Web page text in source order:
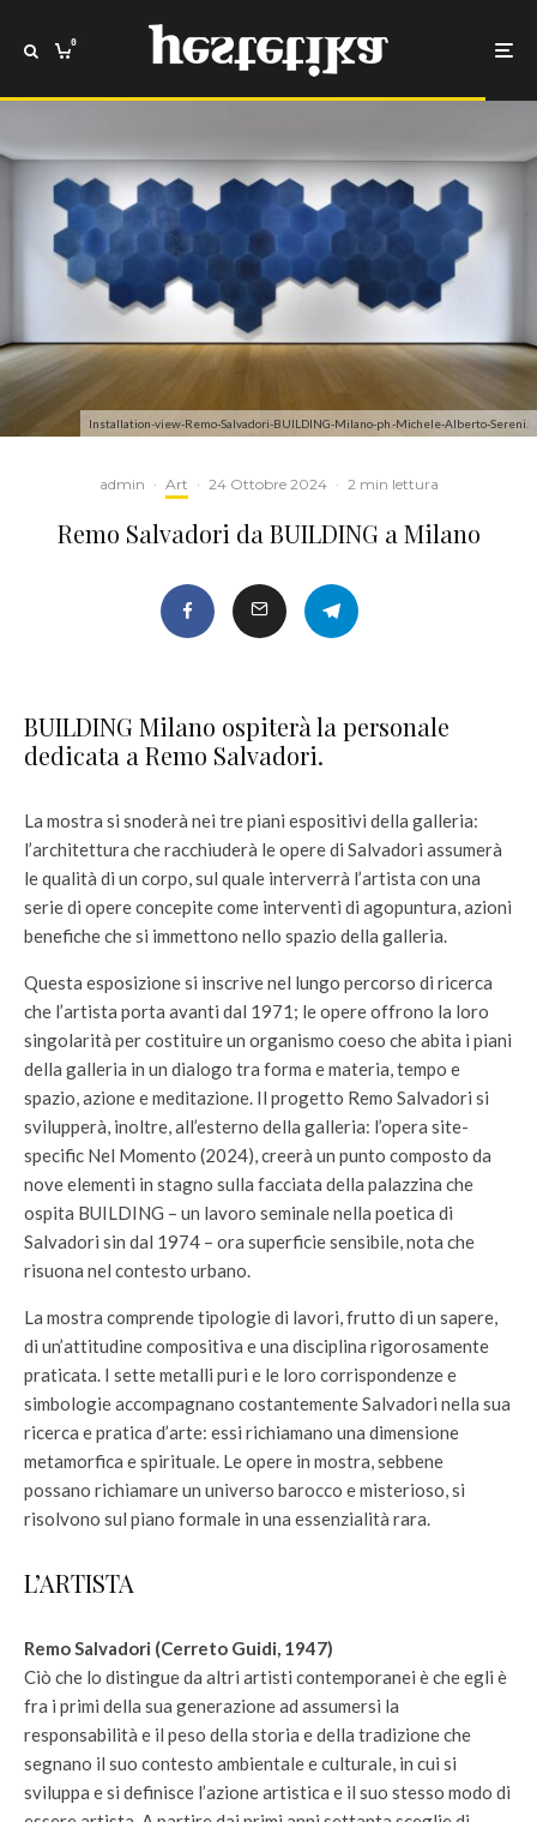
0
Installation-view-Remo-Salvadori-BUILDING-Milano-ph.-Michele-Alberto-Sereni.
admin · Art · 24 Ottobre 2024 · 2 min lettura
Remo Salvadori da BUILDING a Milano
BUILDING Milano ospiterà la personale
dedicata a Remo Salvadori.
La mostra si snoderà nei tre piani espositivi della galleria:
l’architettura che racchiuderà le opere di Salvadori assumerà
le qualità di un corpo, sul quale interverrà l’artista con una
serie di opere concepite come interventi di agopuntura, azioni
benefiche che si immettono nello spazio della galleria.
Questa esposizione si inscrive nel lungo percorso di ricerca
che l’artista porta avanti dal 1971; le opere offrono la loro
singolarità per costituire un organismo coeso che abita i piani
della galleria in un dialogo tra forma e materia, tempo e
spazio, azione e meditazione. Il progetto Remo Salvadori si
svilupperà, inoltre, all’esterno della galleria: l’opera site-
specific Nel Momento (2024), creerà un punto composto da
nove elementi in stagno sulla facciata della palazzina che
ospita BUILDING – un lavoro seminale nella poetica di
Salvadori sin dal 1974 – ora superficie sensibile, nota che
risuona nel contesto urbano.
La mostra comprende tipologie di lavori, frutto di un sapere,
di un’attitudine compositiva e una disciplina rigorosamente
praticata. I sette metalli puri e le loro corrispondenze e
simbologie accompagnano costantemente Salvadori nella sua
ricerca e pratica d’arte: essi richiamano una dimensione
metamorfica e spirituale. Le opere in mostra, sebbene
possano richiamare un universo barocco e misterioso, si
risolvono sul piano formale in una essenzialità rara.
L’ARTISTA
Remo Salvadori (Cerreto Guidi, 1947)
Ciò che lo distingue da altri artisti contemporanei è che egli è
fra i primi della sua generazione ad assumersi la
responsabilità e il peso della storia e della tradizione che
segnano il suo contesto ambientale e culturale, in cui si
sviluppa e si definisce l’azione artistica e il suo stesso modo di